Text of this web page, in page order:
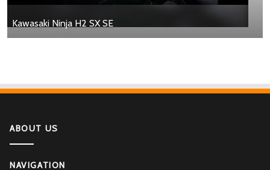
Kawasaki Ninja H2 SX SE
ABOUT US
NAVIGATION